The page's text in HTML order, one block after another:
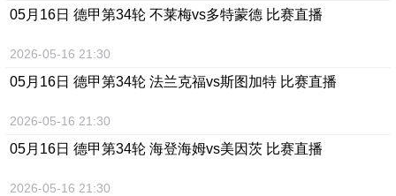
05月16日 德甲第34轮 不莱梅vs多特蒙德 比赛直播
2026-05-16 21:30
05月16日 德甲第34轮 法兰克福vs斯图加特 比赛直播
2026-05-16 21:30
05月16日 德甲第34轮 海登海姆vs美因茨 比赛直播
2026-05-16 21:30